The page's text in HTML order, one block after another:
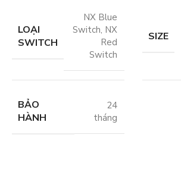
LOẠI
SWITCH
NX Blue
Switch, NX
Red
Switch
SIZE
BẢO
HÀNH
24
tháng